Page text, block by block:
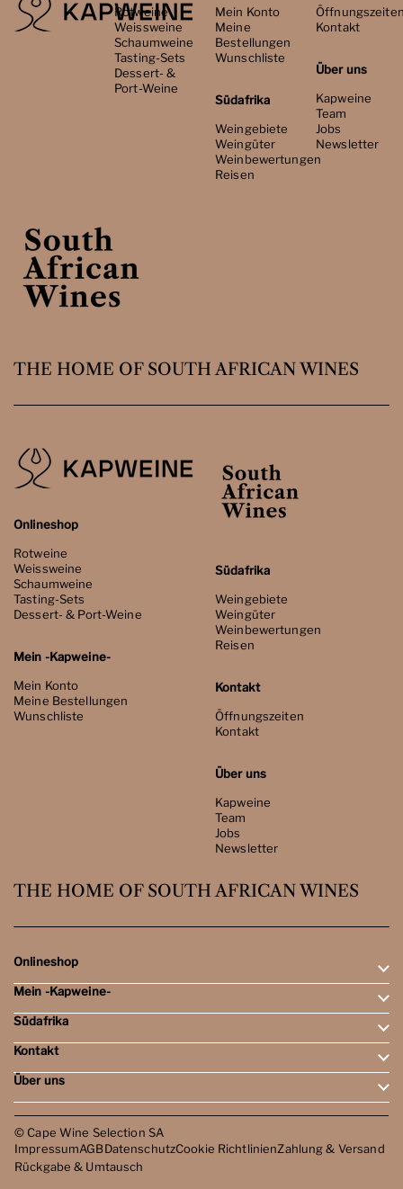
Rotweine
Weissweine
Schaumweine
Tasting-Sets
Dessert- &
Port-Weine
Mein Konto
Meine
Bestellungen
Wunschliste
Südafrika
Weingebiete
Weingüter
Weinbewertungen
Reisen
Kontakt
Über uns
Kapweine
Team
Jobs
Newsletter
THE HOME OF SOUTH AFRICAN WINES
Onlineshop
Rotweine
Weissweine
Schaumweine
Tasting-Sets
Dessert- & Port-Weine
Mein -Kapweine-
Mein Konto
Meine Bestellungen
Wunschliste
Südafrika
Weingebiete
Weingüter
Weinbewertungen
Reisen
Kontakt
Öffnungszeiten
Kontakt
Über uns
Kapweine
Team
Jobs
Newsletter
THE HOME OF SOUTH AFRICAN WINES
Onlineshop
Rotweine
Weissweine
Schaumweine
Tasting-Sets
Dessert- & Port-Weine
Mein -Kapweine-
Mein Konto
Meine Bestellungen
Wunschliste
Südafrika
Weingebiete
Weingüter
Weinbewertungen
Reisen
Kontakt
Öffnungszeiten
Kontakt
Über uns
Kapweine
Team
Jobs
Newsletter
© Cape Wine Selection SA
ImpressumAGBDatenschutzCookie RichtlinienZahlung & Versand
Rückgabe & Umtausch